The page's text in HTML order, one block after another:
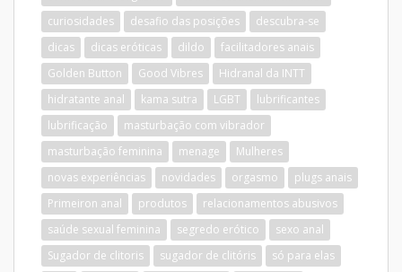
curiosidades
desafio das posições
descubra-se
dicas
dicas eróticas dildo
facilitadores anais
Golden Button
Good Vibres
Hidranal da INTT
hidratante anal
kama sutra LGBT
lubrificantes
lubrificação
masturbação com vibrador
masturbação feminina
menage
Mulheres
novas experiências
novidades orgasmo
plugs anais
Primeiron anal
produtos
relacionamentos abusivos
saúde sexual feminina
segredo erótico
sexo anal
Sugador de clitoris
sugador de clitóris
só para elas